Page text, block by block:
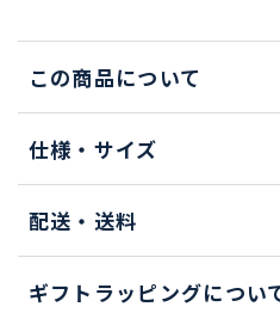
この商品について
仕様・サイズ
配送・送料
ギフトラッピングについ